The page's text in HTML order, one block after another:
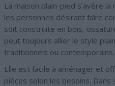
La maison plain-pied s’avère
les personnes désirant faire
soit construite en bois,
peut toujours allier le style
traditionnels ou contemporains.
Elle est facile à aménager et
pièces selon les besoins.